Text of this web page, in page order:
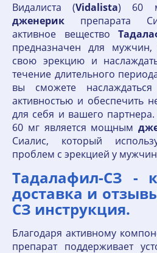
Видалиста (Vidalista) 60
дженерик препарата
активное вещество
предназначен для
свою эрекцию и
течение длительного
вы сможете
активностью и обеспечить
для себя и вашего партнера.
60 мг является мощным
Сиалис, который
проблем с эрекцией у
Тадалафил-СЗ -
доставка и
СЗ инструкция.
Благодаря активному
препарат поддерживает